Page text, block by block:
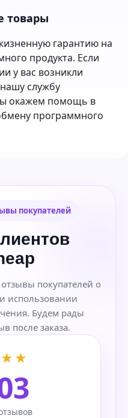
товары
гарантию на
продукта. Если
у вас возникли
службу
окажем помощь в
программного
покупателей
покупателей о
использовании
Будем рады
после заказа.